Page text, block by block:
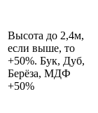
Высота до 2,4м,
если выше, то
+50%. Бук, Дуб,
Берёза, МДФ
+50%